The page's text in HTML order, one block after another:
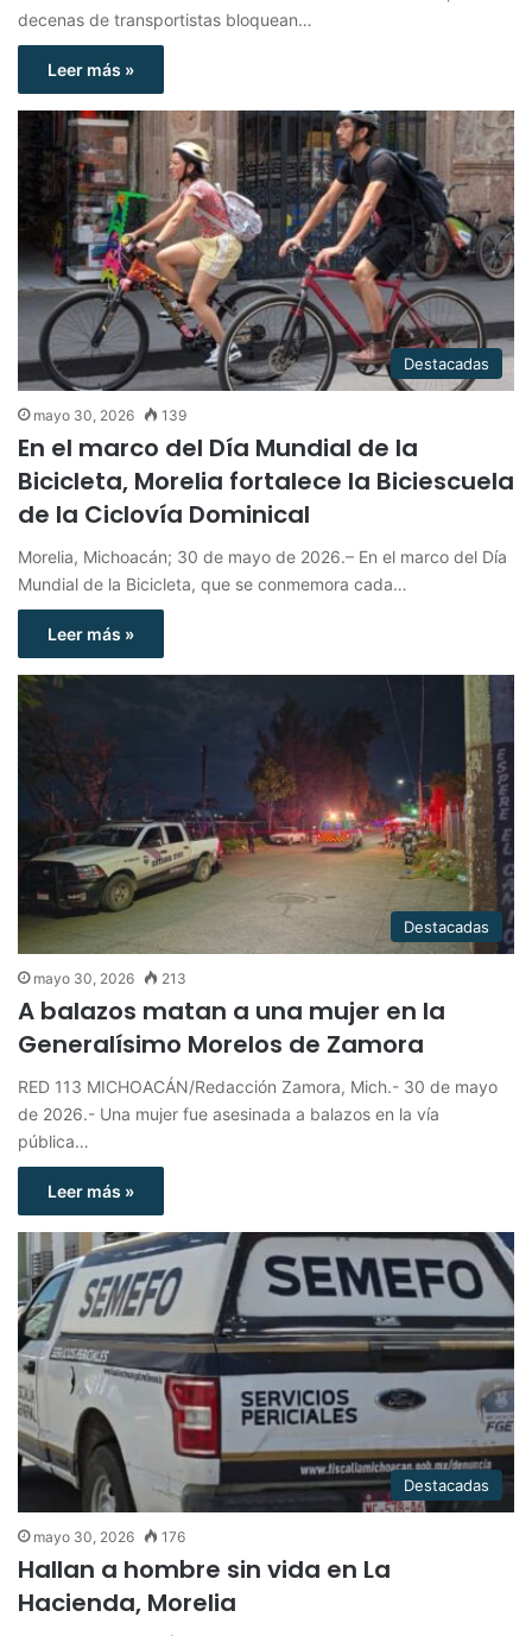
decenas de transportistas bloquean…
Leer más »
Destacadas
mayo 30, 2026 139
En el marco del Día Mundial de la
Bicicleta, Morelia fortalece la Biciescuela
de la Ciclovía Dominical
Morelia, Michoacán; 30 de mayo de 2026.– En el marco del Día
Mundial de la Bicicleta, que se conmemora cada…
Leer más »
Destacadas
mayo 30, 2026 213
A balazos matan a una mujer en la
Generalísimo Morelos de Zamora
RED 113 MICHOACÁN/Redacción Zamora, Mich.- 30 de mayo
de 2026.- Una mujer fue asesinada a balazos en la vía
pública…
Leer más »
Destacadas
mayo 30, 2026 176
Hallan a hombre sin vida en La
Hacienda, Morelia